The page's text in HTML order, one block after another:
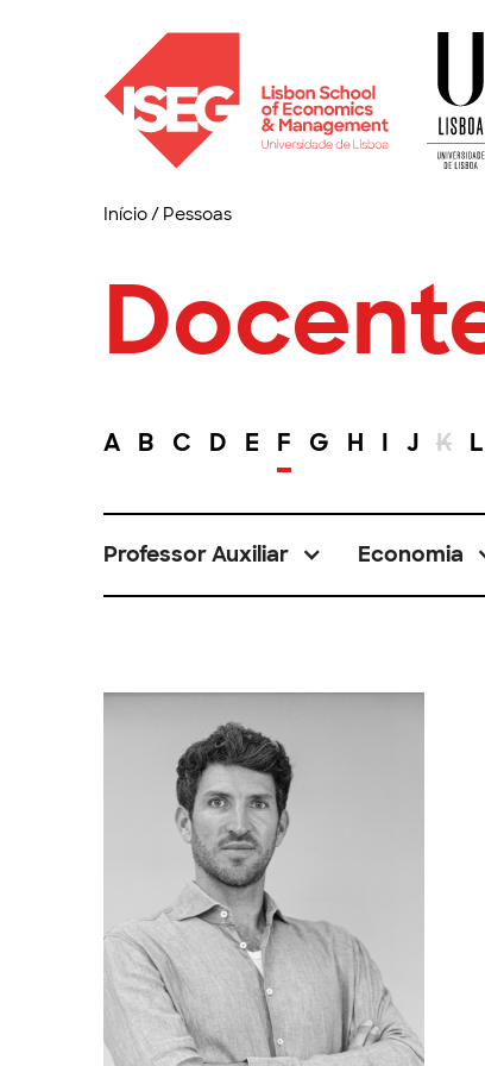
Início/ Pessoas
A B C D E F G H I J K L
Professor Auxiliar Economia